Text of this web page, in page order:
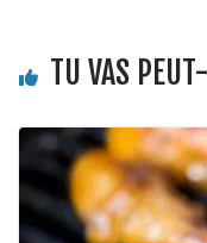
TU VAS